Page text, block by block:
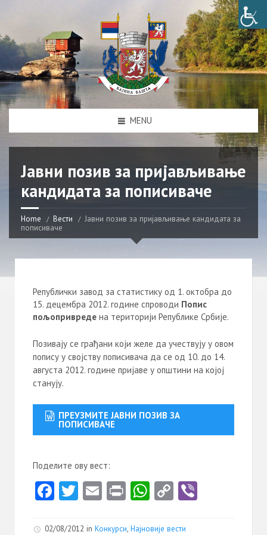
MENU
Јавни позив за пријављивање
кандидата за пописиваче
Home Вести
Јавни позив за пријављивање кандидата за
пописиваче
Републички завод за статистику од 1. октобра до
15. децембра 2012. године спроводи Попис
пољопривреде на територији Републике Србије.
Позивају се грађани који желе да учествују у овом
попису у својству пописивача да се од 10. до 14.
августа 2012. године пријаве у општини на којој
станују.
ПРЕУЗМИТЕ ЈАВНИ ПОЗИВ ЗА
ПОПИСИВАЧЕ
Поделите ову вест:
Fa
b
T
itt
E
ai
Pr
t
W
ts
C
py
02/08/2012 in Конкурси, Најновије вести